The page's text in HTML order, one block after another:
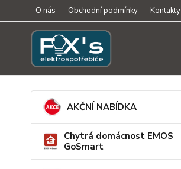
O nás Obchodní podmínky Kontakty
AKČNÍ NABÍDKA
Chytrá domácnost EMOS
GoSmart